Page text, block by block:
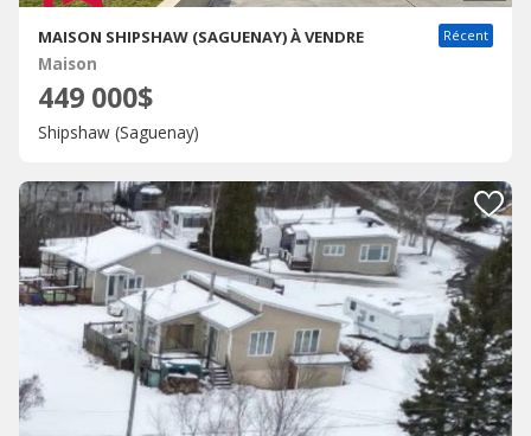
MAISON SHIPSHAW (SAGUENAY) À VENDRE Récent
Maison
449 000$
Shipshaw (Saguenay)